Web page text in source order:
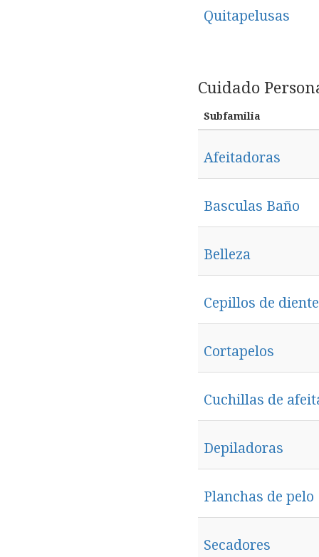
Quitapelusas
Cuidado
Subfamilia
Afeitadoras
Basculas Baño
Belleza
Cepillos de
Cortapelos
Cuchillas de
Depiladoras
Planchas de pelo
Secadores